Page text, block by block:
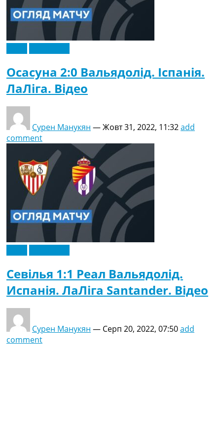
Осасуна 2:0 Вальядолід. Іспанія.
ЛаЛіга. Відео
Сурен Манукян —Жовт 31, 2022, 11:32add
comment
Севілья 1:1 Реал Вальядолід.
Испанія. ЛаЛіга Santander. Відео
Сурен Манукян — Серп 20, 2022, 07:50add
comment